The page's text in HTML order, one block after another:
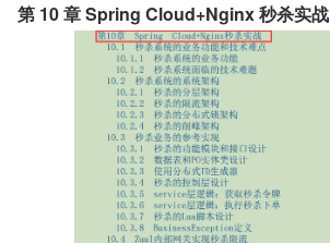
第 10 章 Spring Cloud+Nginx 秒杀实战